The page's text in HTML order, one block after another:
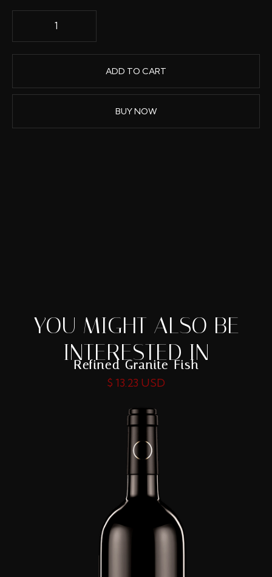
BUY NOW
YOU MIGHT ALSO BE
INTERESTED IN
Refined Granite Fish
$ 13.23 USD